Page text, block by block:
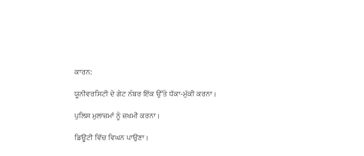
ਕਾਰਨ:
ਯੂਨੀਵਰਸਿਟੀ ਦੇ ਗੇਟ ਨੰਬਰ ਇੱਕ ਉੱਤੇ ਧੱਕਾ-ਮੁੱਕੀ ਕਰਨਾ।
ਪੁਲਿਸ ਮੁਲਾਜ਼ਮਾਂ ਨੂੰ ਜ਼ਖਮੀ ਕਰਨਾ।
ਡਿਊਟੀ ਵਿੱਚ ਵਿਘਨ ਪਾਉਣਾ।